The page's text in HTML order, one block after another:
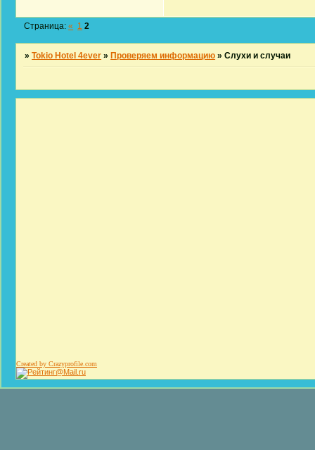
Страница:« 1 2
»Tokio Hotel 4ever » Проверяем информацию »Слухи и случаи
Created by Crazyprofile.com